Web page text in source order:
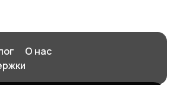
О нас